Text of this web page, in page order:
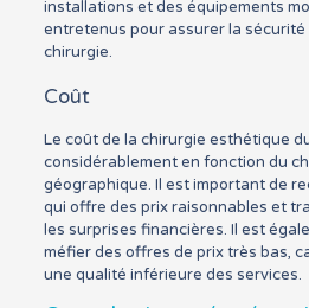
installations et des équipements
entretenus pour assurer la sécurité
chirurgie.
Coût
Le coût de la chirurgie esthétique
considérablement en fonction du
géographique. Il est important de
qui offre des prix raisonnables et
les surprises financières. Il est
méfier des offres de prix très bas,
une qualité inférieure des services.